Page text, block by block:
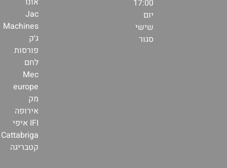
17:00
יום
שישי
סגור
Jac
Machines
ג׳ק
פורסות
לחם
Mec
europe
מק
אירופה
IFI איפי
Cattabriga
קטבריגה